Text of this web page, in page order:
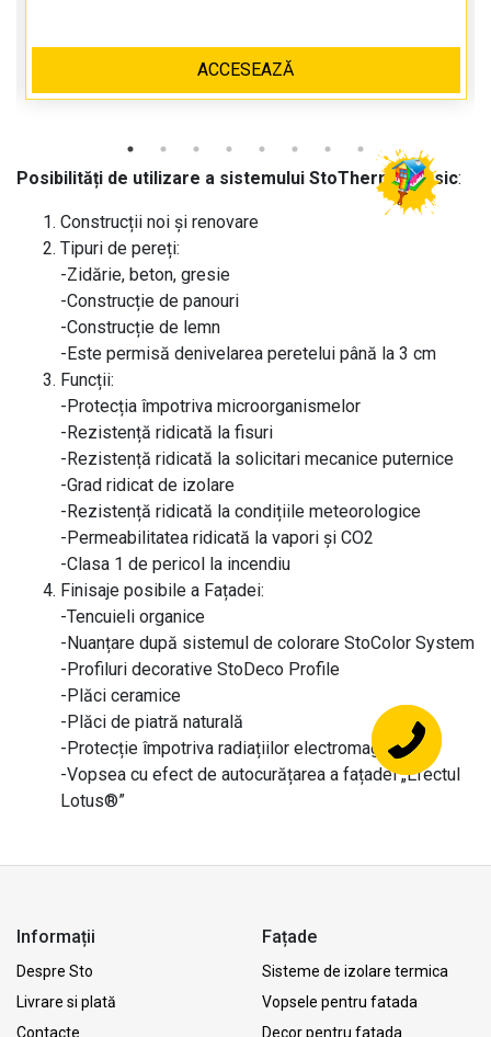
ACCESEAZĂ
Posibilități de utilizare a sistemului StoTherm Classic:
Construcții noi și renovare
Tipuri de pereți:
-Zidărie, beton, gresie
-Construcție de panouri
-Construcție de lemn
-Este permisă denivelarea peretelui până la 3 cm
Funcții:
-Protecția împotriva microorganismelor
-Rezistență ridicată la fisuri
-Rezistență ridicată la solicitari mecanice puternice
-Grad ridicat de izolare
-Rezistență ridicată la condițiile meteorologice
-Permeabilitatea ridicată la vapori și CO2
-Clasa 1 de pericol la incendiu
Finisaje posibile a Fațadei:
-Tencuieli organice
-Nuanțare după sistemul de colorare StoColor System
-Profiluri decorative StoDeco Profile
-Plăci ceramice
-Plăci de piatră naturală
-Protecție împotriva radiațiilor electromagnetice
-Vopsea cu efect de autocurățarea a fațadei „Efectul
Lotus®”
Informații
Despre Sto
Livrare si plată
Contacte
Fațade
Sisteme de izolare termica
Vopsele pentru fatada
Decor pentru fatada